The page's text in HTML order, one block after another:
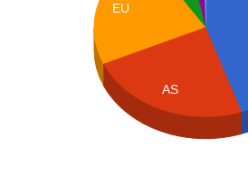
EU
AS